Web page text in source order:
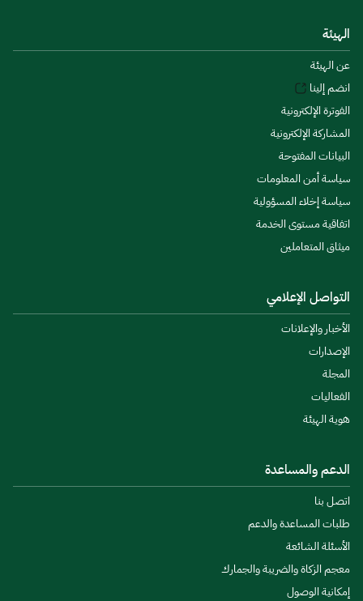
الهيئة
عن الهيئة
انضم إلينا
الفوترة الإلكترونية
المشاركة الإلكترونية
البيانات المفتوحة
سياسة أمن المعلومات
سياسة إخلاء المسؤولية
اتفاقية مستوى الخدمة
ميثاق المتعاملين
التواصل الإعلامي
الأخبار والإعلانات
الإصدارات
المجلة
الفعاليات
هوية الهيئة
الدعم والمساعدة
اتصل بنا
طلبات المساعدة والدعم
الأسئلة الشائعة
معجم الزكاة والضريبة والجمارك
إمكانية الوصول